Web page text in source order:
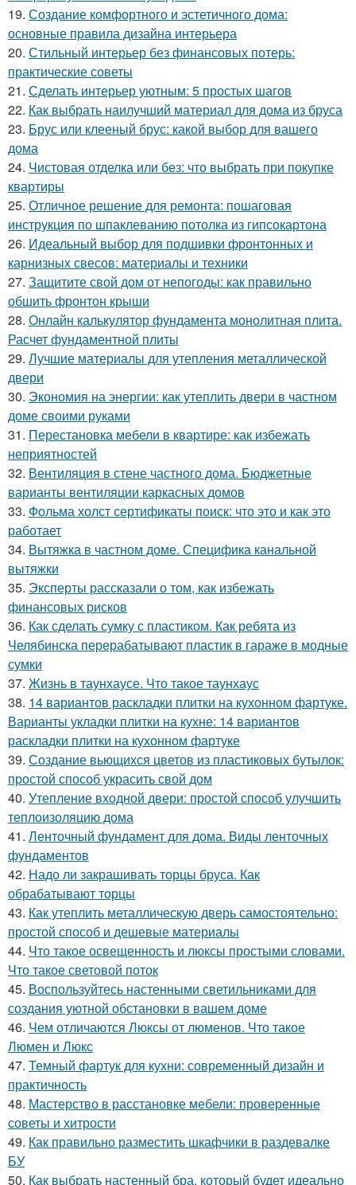
19. Создание комфортного и эстетичного дома:
основные правила дизайна интерьера
20. Стильный интерьер без финансовых потерь:
практические советы
21. Сделать интерьер уютным: 5 простых шагов
22. Как выбрать наилучший материал для дома из бруса
23. Брус или клееный брус: какой выбор для вашего
дома
24. Чистовая отделка или без: что выбрать при покупке
квартиры
25. Отличное решение для ремонта: пошаговая
инструкция по шпаклеванию потолка из гипсокартона
26. Идеальный выбор для подшивки фронтонных и
карнизных свесов: материалы и техники
27. Защитите свой дом от непогоды: как правильно
обшить фронтон крыши
28. Онлайн калькулятор фундамента монолитная плита.
Расчет фундаментной плиты
29. Лучшие материалы для утепления металлической
двери
30. Экономия на энергии: как утеплить двери в частном
доме своими руками
31. Перестановка мебели в квартире: как избежать
неприятностей
32. Вентиляция в стене частного дома. Бюджетные
варианты вентиляции каркасных домов
33. Фольма холст сертификаты поиск: что это и как это
работает
34. Вытяжка в частном доме. Специфика канальной
вытяжки
35. Эксперты рассказали о том, как избежать
финансовых рисков
36. Как сделать сумку с пластиком. Как ребята из
Челябинска перерабатывают пластик в гараже в модные
сумки
37. Жизнь в таунхаусе. Что такое таунхаус
38. 14 вариантов раскладки плитки на кухонном фартуке.
Варианты укладки плитки на кухне: 14 вариантов
раскладки плитки на кухонном фартуке
39. Создание вьющихся цветов из пластиковых бутылок:
простой способ украсить свой дом
40. Утепление входной двери: простой способ улучшить
теплоизоляцию дома
41. Ленточный фундамент для дома. Виды ленточных
фундаментов
42. Надо ли закрашивать торцы бруса. Как
обрабатывают торцы
43. Как утеплить металлическую дверь самостоятельно:
простой способ и дешевые материалы
44. Что такое освещенность и люксы простыми словами.
Что такое световой поток
45. Воспользуйтесь настенными светильниками для
создания уютной обстановки в вашем доме
46. Чем отличаются Люксы от люменов. Что такое
Люмен и Люкс
47. Темный фартук для кухни: современный дизайн и
практичность
48. Мастерство в расстановке мебели: проверенные
советы и хитрости
49. Как правильно разместить шкафчики в раздевалке
БУ
50. Как выбрать настенный бра, который будет идеально